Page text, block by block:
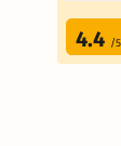
4.4 /